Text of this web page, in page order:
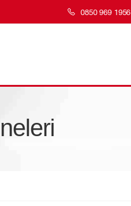
0850 969 1956